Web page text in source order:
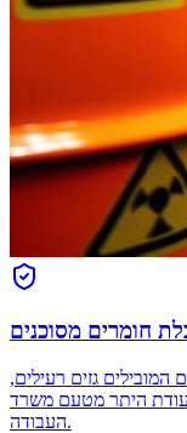
חומרים מסוכנים
גזים רעילים,
היתר מטעם משרד
העבודה.